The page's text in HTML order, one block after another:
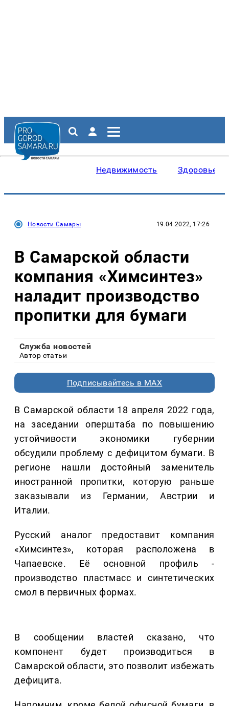
Недвижимость Здоровье
Новости Самары 19.04.2022, 17:26
В Самарской области
компания «Химсинтез»
наладит производство
пропитки для бумаги
Служба новостей
Автор статьи
Подписывайтесь в MAX
В Самарской области 18 апреля 2022 года,
на заседании оперштаба по повышению
устойчивости экономики губернии
обсудили проблему с дефицитом бумаги. В
регионе нашли достойный заменитель
иностранной пропитки, которую раньше
заказывали из Германии, Австрии и
Италии.
Русский аналог предоставит компания
«Химсинтез», которая расположена в
Чапаевске. Её основной профиль -
производство пластмасс и синтетических
смол в первичных формах.
В сообщении властей сказано, что
компонент будет производиться в
Самарской области, это позволит избежать
дефицита.